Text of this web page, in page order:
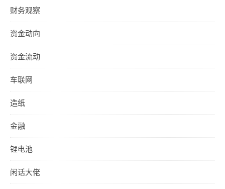
财务观察
资金动向
资金流动
车联网
造纸
金融
锂电池
闲话大佬